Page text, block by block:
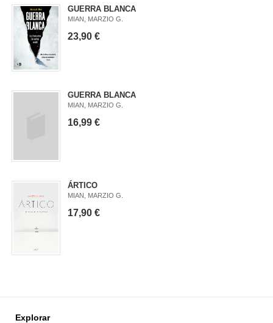
GUERRA BLANCA
MIAN, MARZIO G.
23,90 €
GUERRA BLANCA
MIAN, MARZIO G.
16,99 €
ÁRTICO
MIAN, MARZIO G.
17,90 €
Explorar